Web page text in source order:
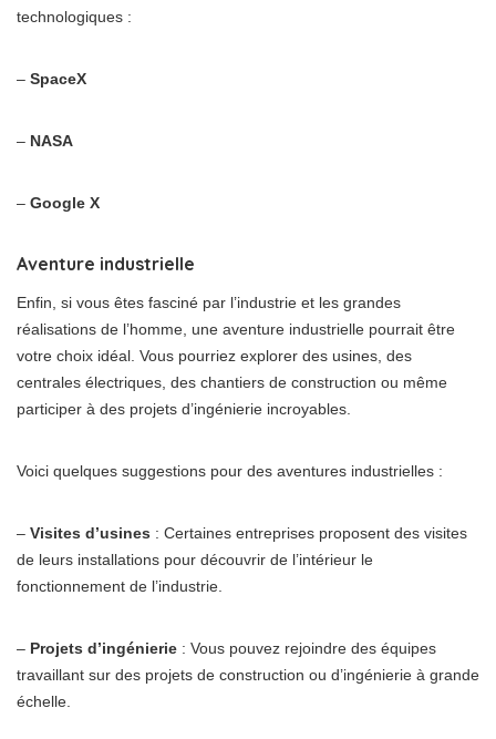
technologiques :
– SpaceX
– NASA
– Google X
Aventure industrielle
Enfin, si vous êtes fasciné par l’industrie et les grandes
réalisations de l’homme, une aventure industrielle pourrait être
votre choix idéal. Vous pourriez explorer des usines, des
centrales électriques, des chantiers de construction ou même
participer à des projets d’ingénierie incroyables.
Voici quelques suggestions pour des aventures industrielles :
– Visites d’usines : Certaines entreprises proposent des visites
de leurs installations pour découvrir de l’intérieur le
fonctionnement de l’industrie.
– Projets d’ingénierie : Vous pouvez rejoindre des équipes
travaillant sur des projets de construction ou d’ingénierie à grande
échelle.